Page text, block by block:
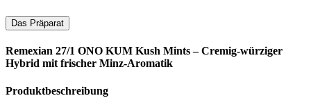
Das Präparat
Remexian 27/1 ONO KUM Kush Mints – Cremig-würziger
Hybrid mit frischer Minz-Aromatik
Produktbeschreibung